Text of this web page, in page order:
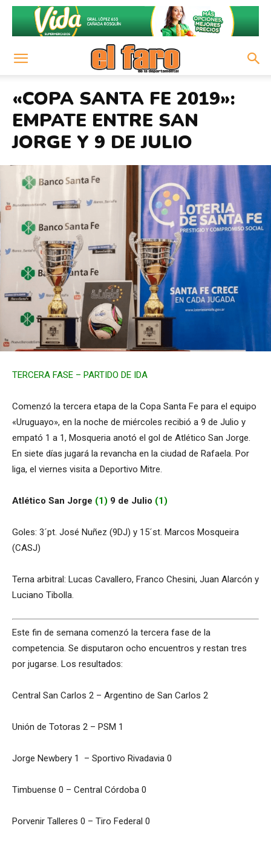
«COPA SANTA FE 2019»:
EMPATE ENTRE SAN
JORGE Y 9 DE JULIO
TERCERA FASE – PARTIDO DE IDA
Comenzó la tercera etapa de la Copa Santa Fe para el equipo
«Uruguayo», en la noche de miércoles recibió a 9 de Julio y
empató 1 a 1, Mosqueria anotó el gol de Atlético San Jorge.
En siete días jugará la revancha en la ciudad de Rafaela. Por
liga, el viernes visita a Deportivo Mitre.
Atlético San Jorge (1) 9 de Julio (1)
Goles: 3´pt. José Nuñez (9DJ) y 15´st. Marcos Mosqueira
(CASJ)
Terna arbitral: Lucas Cavallero, Franco Chesini, Juan Alarcón y
Luciano Tibolla.
Este fin de semana comenzó la tercera fase de la
competencia. Se disputaron ocho encuentros y restan tres
por jugarse. Los resultados:
Central San Carlos 2 – Argentino de San Carlos 2
Unión de Totoras 2 – PSM 1
Jorge Newbery 1 – Sportivo Rivadavia 0
Timbuense 0 – Central Córdoba 0
Porvenir Talleres 0 – Tiro Federal 0